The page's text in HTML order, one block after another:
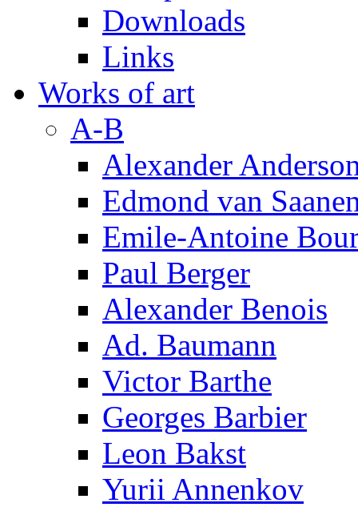
Downloads
Links
Works of art
A-B
Alexander
Edmond van
Emile-Antoine
Paul Berger
Alexander Benois
Ad. Baumann
Victor Barthe
Georges Barbier
Leon Bakst
Yurii Annenkov